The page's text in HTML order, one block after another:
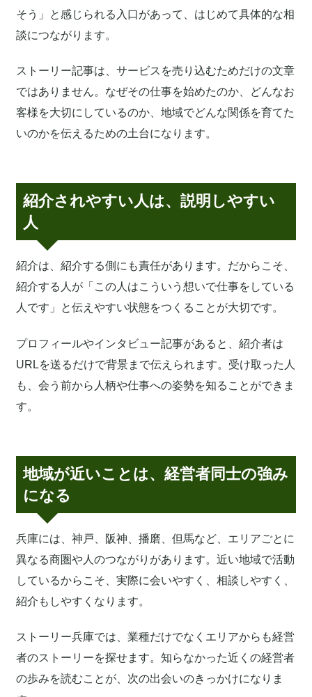
そう」と感じられる入口があって、はじめて具体的な相
談につながります。
ストーリー記事は、サービスを売り込むためだけの文章
ではありません。なぜその仕事を始めたのか、どんなお
客様を大切にしているのか、地域でどんな関係を育てた
いのかを伝えるための土台になります。
紹介されやすい人は、説明しやすい
人
紹介は、紹介する側にも責任があります。だからこそ、
紹介する人が「この人はこういう想いで仕事をしている
人です」と伝えやすい状態をつくることが大切です。
プロフィールやインタビュー記事があると、紹介者は
URLを送るだけで背景まで伝えられます。受け取った人
も、会う前から人柄や仕事への姿勢を知ることができま
す。
地域が近いことは、経営者同士の強み
になる
兵庫には、神戸、阪神、播磨、但馬など、エリアごとに
異なる商圏や人のつながりがあります。近い地域で活動
しているからこそ、実際に会いやすく、相談しやすく、
紹介もしやすくなります。
ストーリー兵庫では、業種だけでなくエリアからも経営
者のストーリーを探せます。知らなかった近くの経営者
の歩みを読むことが、次の出会いのきっかけになりま